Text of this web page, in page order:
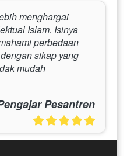
menghargai
Islam. Isinya
perbedaan
sikap yang
mudah
Pesantren